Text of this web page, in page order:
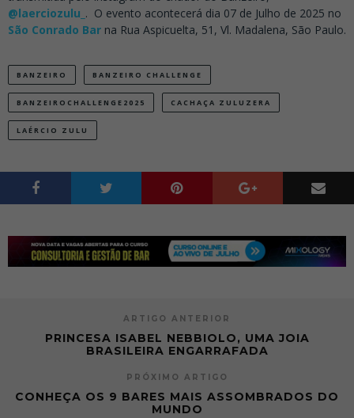
@laerciozulu_ . O evento acontecerá dia 07 de Julho de 2025 no
São Conrado Bar na Rua Aspicuelta, 51, Vl. Madalena, São Paulo.
BANZEIRO BANZEIRO CHALLENGE
BANZEIROCHALLENGE2025 CACHAÇA ZULUZERA
LAÉRCIO ZULU
ARTIGO ANTERIOR
PRINCESA ISABEL NEBBIOLO, UMA JOIA
BRASILEIRA ENGARRAFADA
PRÓXIMO ARTIGO
CONHEÇA OS 9 BARES MAIS ASSOMBRADOS DO
MUNDO